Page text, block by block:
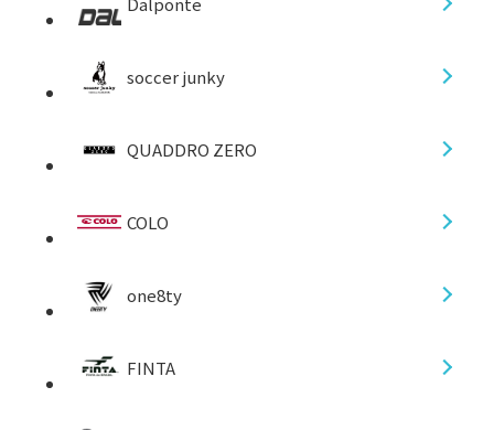
Dalponte
soccer junky
QUADDRO ZERO
COLO
one8ty
FINTA